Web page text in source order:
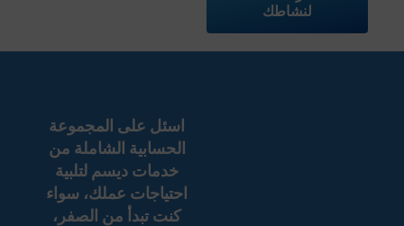
لنشاطك
اسئل على المجموعة
الحسابية الشاملة من
خدمات ديسم لتلبية
احتياجات عملك، سواء
كنت تبدأ من الصفر،